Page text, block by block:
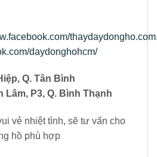
daydonghohcm/
Q. Tân Bình
Lâm, P3, Q. Bình Thạnh
vẻ nhiệt tình, sẽ tư vấn cho
hồ phù hợp